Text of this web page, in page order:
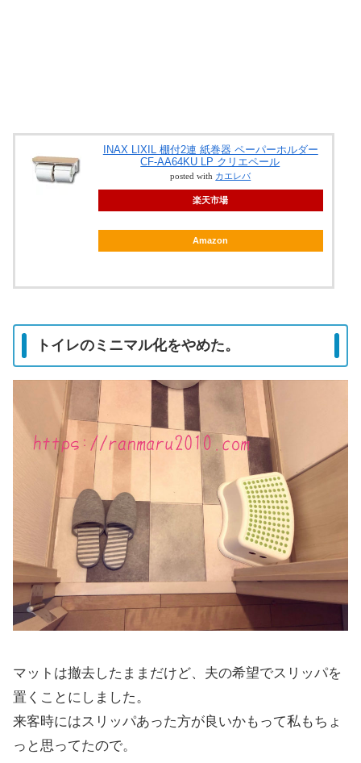
INAX LIXIL 棚付2連 紙巻器 ペーパーホルダー
CF-AA64KU LP クリエペール
posted with カエレバ
楽天市場
Amazon
トイレのミニマル化をやめた。
マットは撤去したままだけど、夫の希望でスリッパを
置くことにしました。
来客時にはスリッパあった方が良いかもって私もちょ
っと思ってたので。